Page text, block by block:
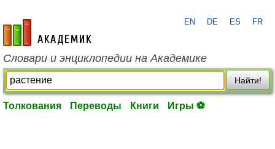
academic.ru
EN DE ES FR
Словари и энциклопедии на Академике
Найти!
Толкования Переводы Книги Игры ⚽